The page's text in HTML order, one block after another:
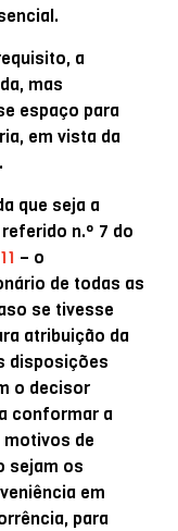
a
mas
espaço para
em vista da
que seja a
n.º 7 do
– o
de todas as
se tivesse
atribuição da
disposições
o decisor
conformar a
de
sejam os
em
para